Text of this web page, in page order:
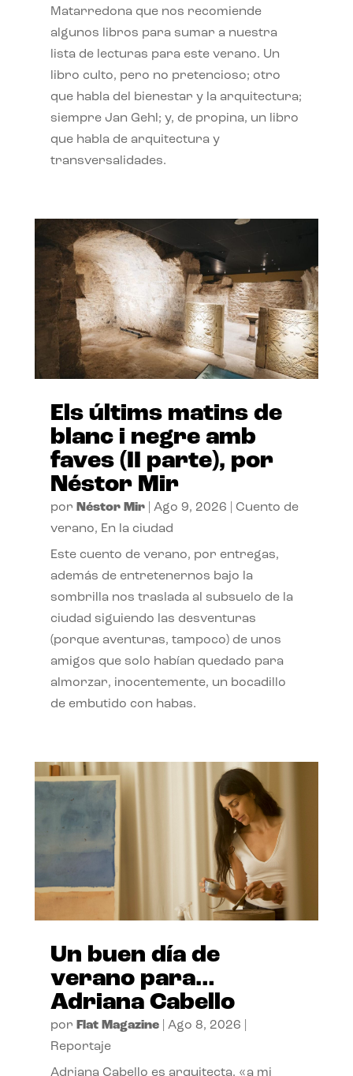
Matarredona que nos recomiende
algunos libros para sumar a nuestra
lista de lecturas para este verano. Un
libro culto, pero no pretencioso; otro
que habla del bienestar y la arquitectura;
siempre Jan Gehl; y, de propina, un libro
que habla de arquitectura y
transversalidades.
Els últims matins de
blanc i negre amb
faves (II parte), por
Néstor Mir
por Néstor Mir| Ago 9, 2026
Cuento de
verano, En la ciudad
Este cuento de verano, por entregas,
además de entretenernos bajo la
sombrilla nos traslada al subsuelo de la
ciudad siguiendo las desventuras
(porque aventuras, tampoco) de unos
amigos que solo habían quedado para
almorzar, inocentemente, un bocadillo
de embutido con habas.
Un buen día de
verano para…
Adriana Cabello
por Flat Magazine| Ago 8, 2026
Reportaje
Adriana Cabello es arquitecta, «a mi